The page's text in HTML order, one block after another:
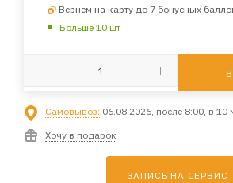
Вернем на карту до 7 бонусных
Больше 10 шт
Самовывоз: 06.08.2026, после 8:00, в 10
Хочу в подарок
ЗАПИСЬ НА СЕРВИС